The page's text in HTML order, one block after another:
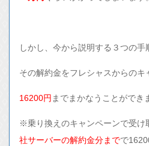
しかし、今から説明する３つの手
その解約金をフレシャスからのキ
16200円 までまかなうことができ
※乗り換えのキャンペーンで受け
社サーバーの解約金分までで